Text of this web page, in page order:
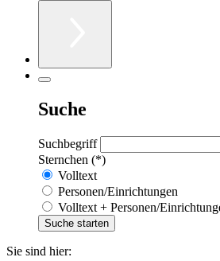
Suche
Suchbegriff
Sternchen (*)
Volltext
Personen/Einrichtungen
Volltext + Personen/
Sie sind hier: